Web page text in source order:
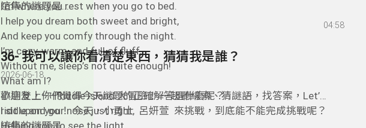
這集的謎題是...
I’m where you rest when you go to bed.
I help you dream both sweet and bright,
And keep you comfy through the night.
I’m cozy, warm, and full of fluff,
Without me, sleep’s not quite enough!
What am I?
小朋友，你們覺得今天謎題的正確解答是什麼呢？
04:58
36- 我可以讓你看清楚東西，猜猜我是誰？
2026-06-18
歡迎登上——Riddle Island 大冒險！ 一起聽線索、猜謎語，找答案，Let’s
riddle and go！ 今天，小勇士 呂妍萱 來挑戰，到底能不能完成挑戰呢？
這集的謎題是...
I sit upon your nose just right,
Helping you to see the light.